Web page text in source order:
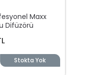
Maxx
Difüzörü
Stokta Yok